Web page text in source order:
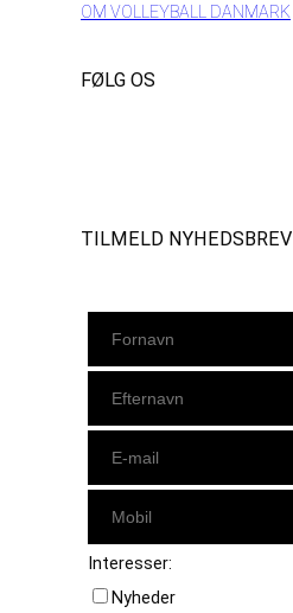
OM VOLLEYBALL DANMARK
FØLG OS
TILMELD NYHEDSBREV
Interesser:
Nyheder